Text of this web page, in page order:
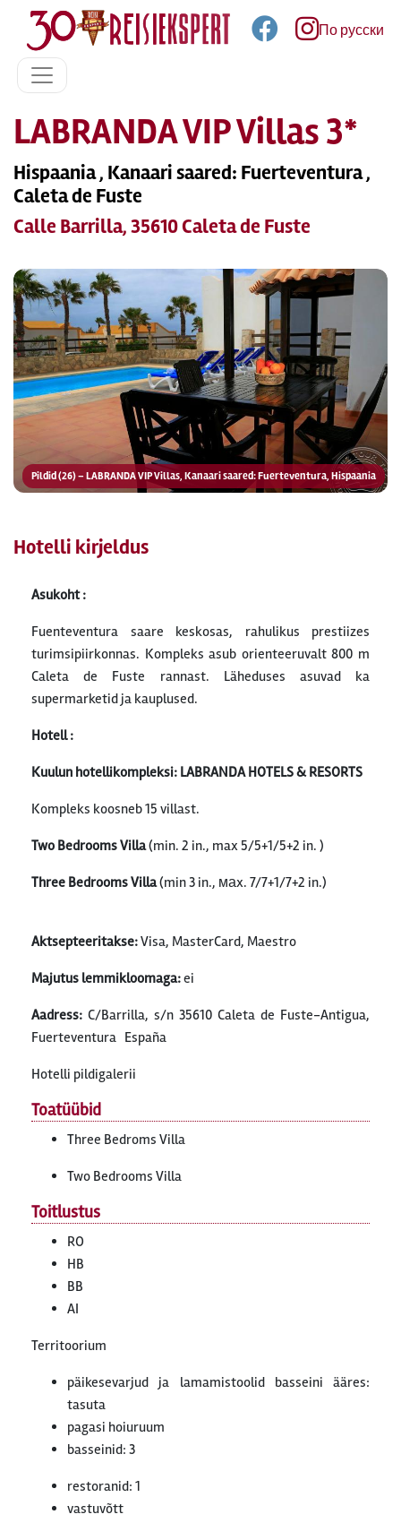
По русски
LABRANDA VIP Villas 3*
Hispaania , Kanaari saared: Fuerteventura ,
Caleta de Fuste
Calle Barrilla, 35610 Caleta de Fuste
Pildid (26) – LABRANDA VIP Villas, Kanaari saared: Fuerteventura, Hispaania
Hotelli kirjeldus
Asukoht :
Fuenteventura saare keskosas, rahulikus prestiizes
turimsipiirkonnas. Kompleks asub orienteeruvalt 800 m
Caleta de Fuste rannast. Läheduses asuvad ka
supermarketid ja kauplused.
Hotell :
Kuulun hotellikompleksi: LABRANDA HOTELS & RESORTS
Kompleks koosneb 15 villast.
Two Bedrooms Villa(min. 2 in., max 5/5+1/5+2 in. )
Three Bedrooms Villa(min 3 in., маx. 7/7+1/7+2 in.)
Aktsepteeritakse:Visa, MasterCard, Maestro
Majutus lemmikloomaga:ei
Aadress: C/Barrilla, s/n 35610 Caleta de Fuste-Antigua,
Fuerteventura España
Hotelli pildigalerii
Toatüübid
Three Bedroms Villa
Two Bedrooms Villa
Toitlustus
RO
HB
BB
AI
Territoorium
päikesevarjud ja lamamistoolid basseini ääres:
tasuta
pagasi hoiuruum
basseinid: 3
restoranid: 1
vastuvõtt